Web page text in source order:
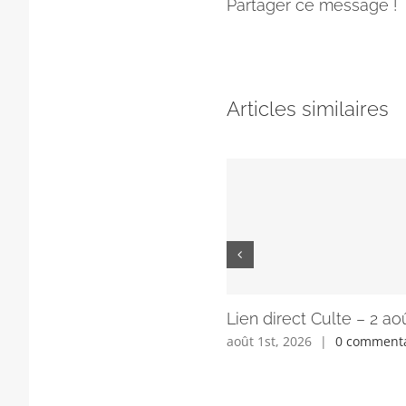
Partager ce message !
Articles similaires
Lien direct Culte – 2
août 1st, 2026 | 0